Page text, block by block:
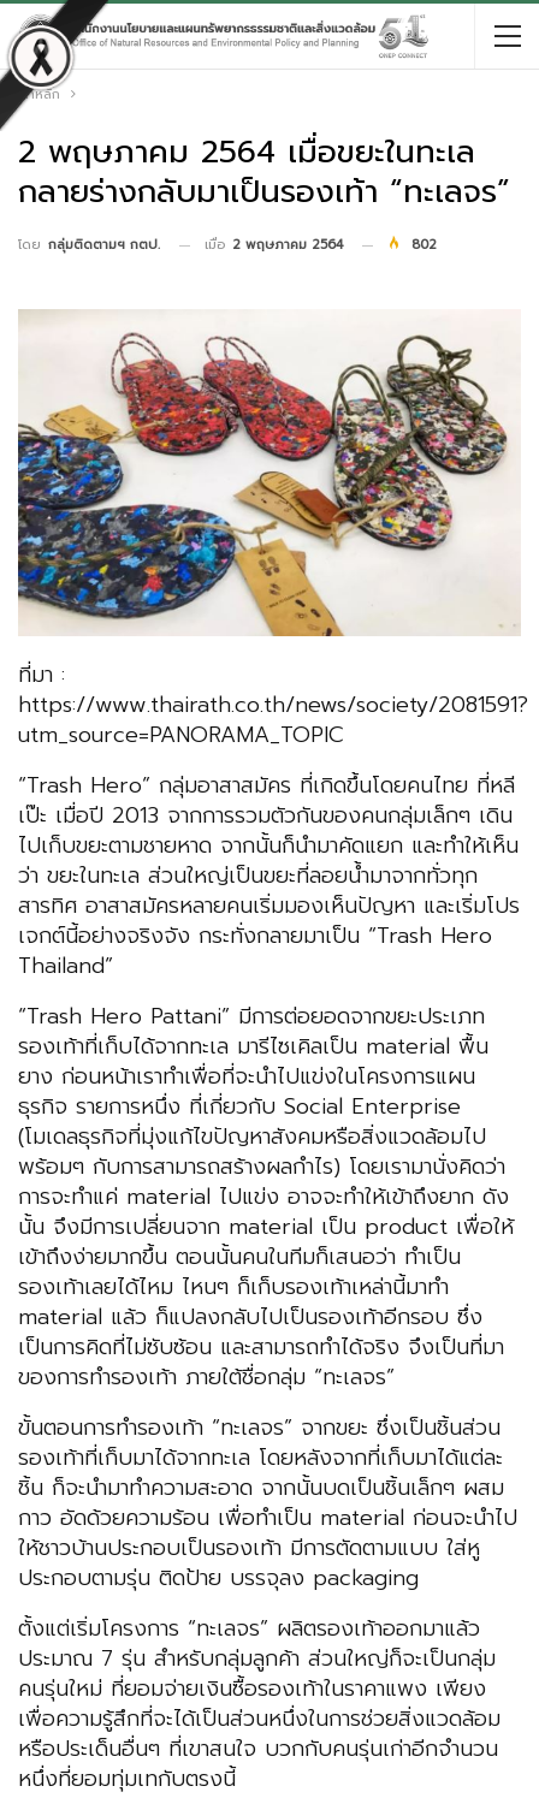
หน้าหลัก
2 พฤษภาคม 2564 เมื่อขยะในทะเล
กลายร่างกลับมาเป็นรองเท้า “ทะเลจร”
โดย กลุ่มติดตามฯ กตป. เมื่อ 2 พฤษภาคม 2564 802
ที่มา :
https://www.thairath.co.th/news/society/2081591?
utm_source=PANORAMA_TOPIC
“Trash Hero” กลุ่มอาสาสมัคร ที่เกิดขึ้นโดยคนไทย ที่หลี
เป๊ะ เมื่อปี 2013 จากการรวมตัวกันของคนกลุ่มเล็กๆ เดิน
ไปเก็บขยะตามชายหาด จากนั้นก็นำมาคัดแยก และทำให้เห็น
ว่า ขยะในทะเล ส่วนใหญ่เป็นขยะที่ลอยน้ำมาจากทั่วทุก
สารทิศ อาสาสมัครหลายคนเริ่มมองเห็นปัญหา และเริ่มโปร
เจกต์นี้อย่างจริงจัง กระทั่งกลายมาเป็น “Trash Hero
Thailand”
“Trash Hero Pattani” มีการต่อยอดจากขยะประเภท
รองเท้าที่เก็บได้จากทะเล มารีไซเคิลเป็น material พื้น
ยาง ก่อนหน้าเราทำเพื่อที่จะนำไปแข่งในโครงการแผน
ธุรกิจ รายการหนึ่ง ที่เกี่ยวกับ Social Enterprise
(โมเดลธุรกิจที่มุ่งแก้ไขปัญหาสังคมหรือสิ่งแวดล้อมไป
พร้อมๆ กับการสามารถสร้างผลกำไร) โดยเรามานั่งคิดว่า
การจะทำแค่ material ไปแข่ง อาจจะทำให้เข้าถึงยาก ดัง
นั้น จึงมีการเปลี่ยนจาก material เป็น product เพื่อให้
เข้าถึงง่ายมากขึ้น ตอนนั้นคนในทีมก็เสนอว่า ทำเป็น
รองเท้าเลยได้ไหม ไหนๆ ก็เก็บรองเท้าเหล่านี้มาทำ
material แล้ว ก็แปลงกลับไปเป็นรองเท้าอีกรอบ ซึ่ง
เป็นการคิดที่ไม่ซับซ้อน และสามารถทำได้จริง จึงเป็นที่มา
ของการทำรองเท้า ภายใต้ชื่อกลุ่ม “ทะเลจร”
ขั้นตอนการทำรองเท้า “ทะเลจร” จากขยะ ซึ่งเป็นชิ้นส่วน
รองเท้าที่เก็บมาได้จากทะเล โดยหลังจากที่เก็บมาได้แต่ละ
ชิ้น ก็จะนำมาทำความสะอาด จากนั้นบดเป็นชิ้นเล็กๆ ผสม
กาว อัดด้วยความร้อน เพื่อทำเป็น material ก่อนจะนำไป
ให้ชาวบ้านประกอบเป็นรองเท้า มีการตัดตามแบบ ใส่หู
ประกอบตามรุ่น ติดป้าย บรรจุลง packaging
ตั้งแต่เริ่มโครงการ “ทะเลจร” ผลิตรองเท้าออกมาแล้ว
ประมาณ 7 รุ่น สำหรับกลุ่มลูกค้า ส่วนใหญ่ก็จะเป็นกลุ่ม
คนรุ่นใหม่ ที่ยอมจ่ายเงินซื้อรองเท้าในราคาแพง เพียง
เพื่อความรู้สึกที่จะได้เป็นส่วนหนึ่งในการช่วยสิ่งแวดล้อม
หรือประเด็นอื่นๆ ที่เขาสนใจ บวกกับคนรุ่นเก่าอีกจำนวน
หนึ่งที่ยอมทุ่มเทกับตรงนี้